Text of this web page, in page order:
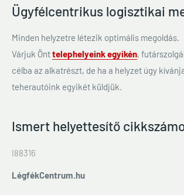
Ügyfélcentrikus logisztikai
Minden helyzetre létezik optimális megoldás.
Várjuk Önttelephelyeink egyikén,
célba az alkatrészt, de ha a helyzet úgy
teherautóink egyikét küldjük.
Ismert helyettesítő
I88316
LégfékCentrum.hu